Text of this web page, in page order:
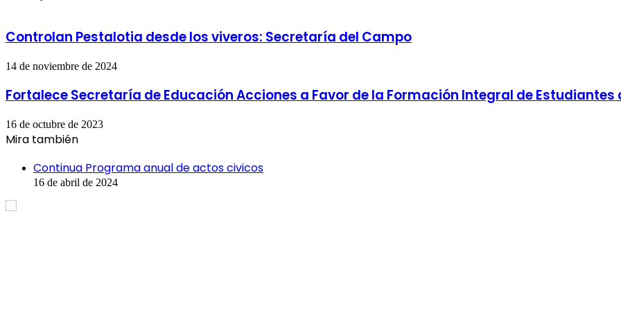
Controlan Pestalotia desde los viveros: Secretaría del Campo
14 de noviembre de 2024
Fortalece Secretaría de Educación Acciones a Favor de la Formación Integral de Estudiantes
16 de octubre de 2023
Mira también
Continua Programa anual de actos civicos
16 de abril de 2024